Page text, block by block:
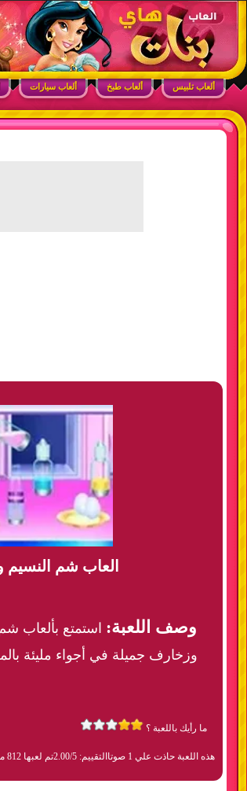
ألعاب بنات هاي – أفضل ألعاب تلبيس، مكياج، طبخ
ابحث في الموقع
ألعاب تلبيس ألعاب طبخ ألعاب سيارات
العاب شم النسيم
وصف اللعبة: استمتع بألعاب
وزخارف جميلة في أجواء مليئة
ما رأيك باللعبة ؟
هذه اللعبة حاذت علي 1 صوتا التقييم: 2.00/5 تم لعبها 812 مره